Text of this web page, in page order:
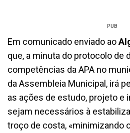
PUB
Em comunicado enviado ao
que, a minuta do protocolo de
competências da APA no
da Assembleia Municipal, irá
as ações de estudo, projeto e
sejam necessários à
troço de costa, «minimizando